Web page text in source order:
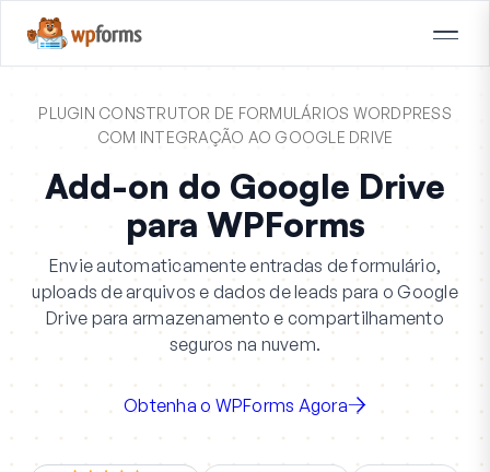
PLUGIN CONSTRUTOR DE FORMULÁRIOS WORDPRESS
COM INTEGRAÇÃO AO GOOGLE DRIVE
Add-on do Google Drive
para WPForms
Envie automaticamente entradas de formulário,
uploads de arquivos e dados de leads para o Google
Drive para armazenamento e compartilhamento
seguros na nuvem.
Obtenha o WPForms Agora